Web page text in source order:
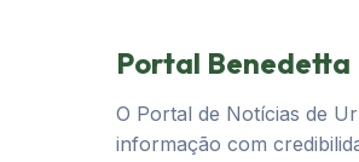
Portal Benedetta
O Portal de Notícias de
informação com